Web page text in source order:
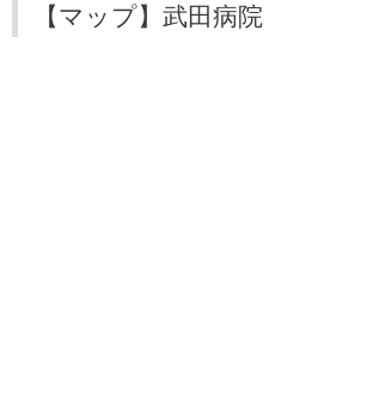
【マップ】武田病院